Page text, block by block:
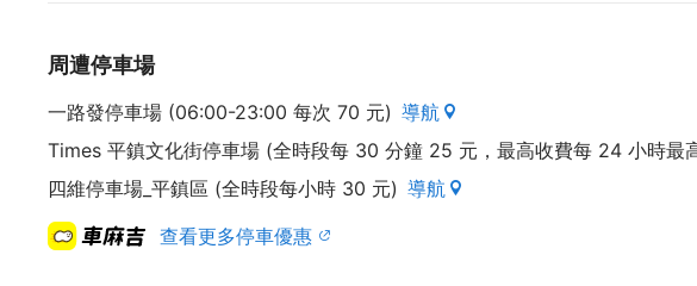
周遭停車場
一路發停車場 (06:00-23:00 每次 70 元) 導航
Times 平鎮文化街停車場 (全時段每 30 分鐘 25 元，最高收費每 24 小時最
四維停車場_平鎮區 (全時段每小時 30 元) 導航
查看更多停車優惠